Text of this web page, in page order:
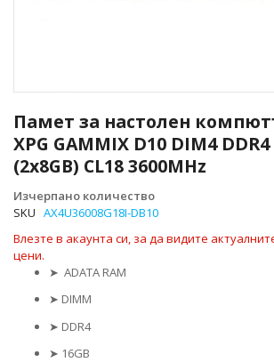
Памет за настолен
XPG GAMMIX D10 DIM4 DDR4
(2x8GB) CL18 3600MHz
Изчерпано количество
SKU AX4U36008G18I-DB10
Влезте в акаунта си, за да видите
цени.
➤ ADATA RAM
➤ DIMM
➤ DDR4
➤ 16GB
към
началото
на
галерия
снимки